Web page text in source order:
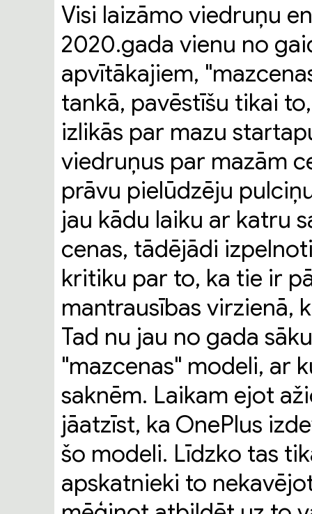
Visi laizāmo viedruņu
2020.gada vienu no
apvītākajiem,
tankā, pavēstīšu tikai
izlikās par mazu
viedruņus par mazām
prāvu pielūdzēju
jau kādu laiku ar katru
cenas, tādējādi
kritiku par to, ka tie ir
mantrausības virzienā,
Tad nu jau no gada
"mazcenas" modeli, ar
saknēm. Laikam ejot
jāatzīst, ka OnePlus
šo modeli. Līdzko tas
apskatnieki to